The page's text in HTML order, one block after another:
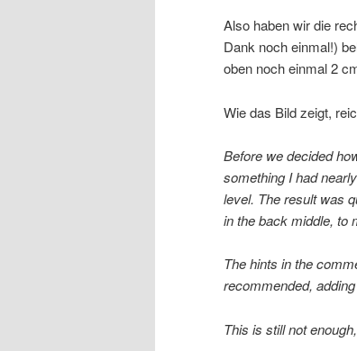
Also haben wir die
Dank noch einmal!)
oben noch einmal 2
Wie das Bild zeigt,
Before we decided
something I had
level. The result was
in the back middle, to
The hints in the
recommended,
This is still not